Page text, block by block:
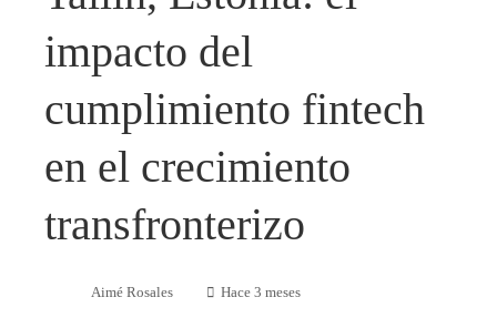
impacto del
cumplimiento fintech
en el crecimiento
transfronterizo
Aimé Rosales Hace 3 meses